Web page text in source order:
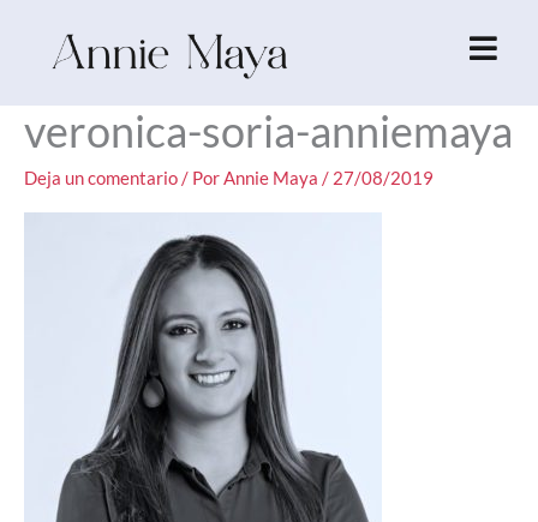
veronica-soria-anniemaya
Deja un comentario/ PorAnnie Maya /27/08/2019